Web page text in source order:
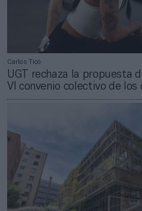
Carlos Ticó
UGT rechaza la propuesta
VI convenio colectivo de